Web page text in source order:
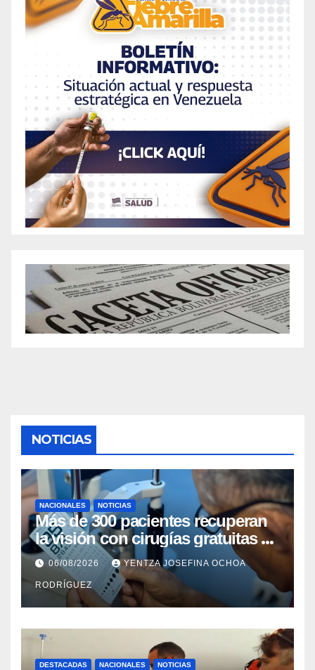
NOTICIAS
NACIONALES NOTICIAS
Más de 300 pacientes recuperan
la visión con cirugías gratuitas de
cataratas en Zulia
06/08/2026 YENTZA JOSEFINA OCHOA
RODRÍGUEZ
DESTACADAS NACIONALES NOTICIAS